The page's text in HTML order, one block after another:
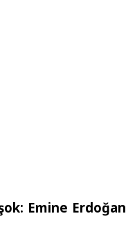
Emine